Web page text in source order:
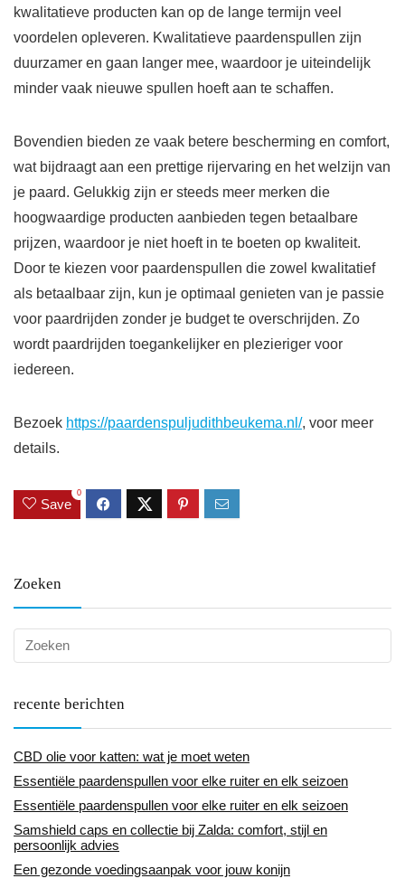
kwalitatieve producten kan op de lange termijn veel
voordelen opleveren. Kwalitatieve paardenspullen zijn
duurzamer en gaan langer mee, waardoor je uiteindelijk
minder vaak nieuwe spullen hoeft aan te schaffen.
Bovendien bieden ze vaak betere bescherming en comfort,
wat bijdraagt aan een prettige rijervaring en het welzijn van
je paard. Gelukkig zijn er steeds meer merken die
hoogwaardige producten aanbieden tegen betaalbare
prijzen, waardoor je niet hoeft in te boeten op kwaliteit.
Door te kiezen voor paardenspullen die zowel kwalitatief
als betaalbaar zijn, kun je optimaal genieten van je passie
voor paardrijden zonder je budget te overschrijden. Zo
wordt paardrijden toegankelijker en plezieriger voor
iedereen.
Bezoek https://paardenspuljudithbeukema.nl/, voor meer
details.
Save
0
Zoeken
recente berichten
CBD olie voor katten: wat je moet weten
Essentiële paardenspullen voor elke ruiter en elk seizoen
Essentiële paardenspullen voor elke ruiter en elk seizoen
Samshield caps en collectie bij Zalda: comfort, stijl en
persoonlijk advies
Een gezonde voedingsaanpak voor jouw konijn